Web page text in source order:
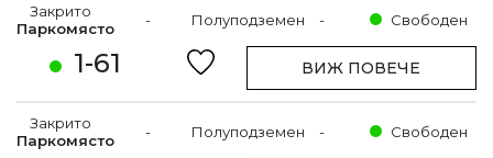
1-61
Закрито
Паркомясто
- Полуподземен - Свободен
ВИЖ ПОВЕЧЕ
Закрито
Паркомясто
- Полуподземен - Свободен